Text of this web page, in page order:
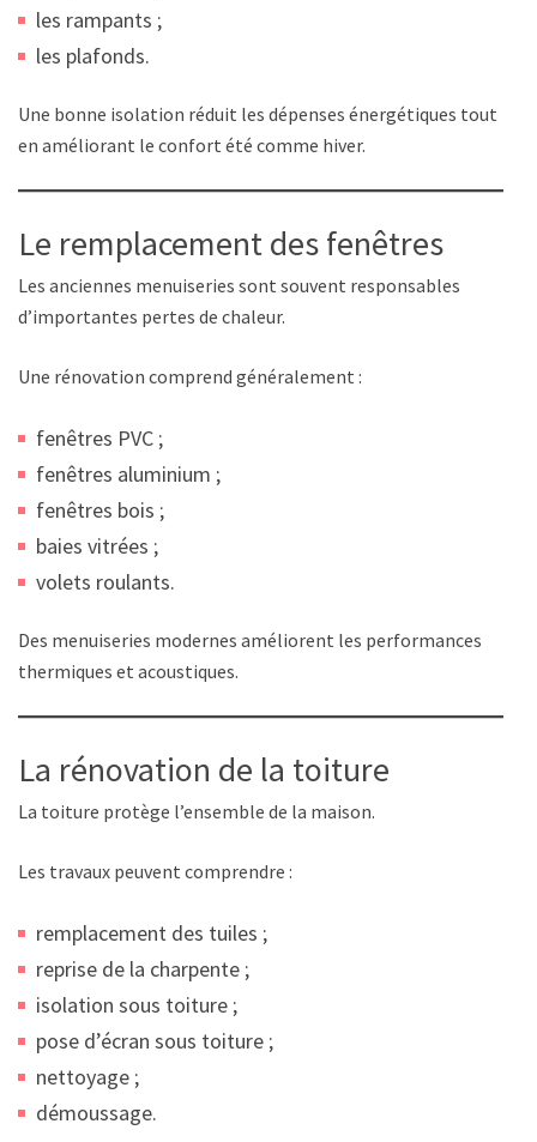
les rampants ;
les plafonds.
Une bonne isolation réduit les dépenses énergétiques tout
en améliorant le confort été comme hiver.
Le remplacement des fenêtres
Les anciennes menuiseries sont souvent responsables
d’importantes pertes de chaleur.
Une rénovation comprend généralement :
fenêtres PVC ;
fenêtres aluminium ;
fenêtres bois ;
baies vitrées ;
volets roulants.
Des menuiseries modernes améliorent les performances
thermiques et acoustiques.
La rénovation de la toiture
La toiture protège l’ensemble de la maison.
Les travaux peuvent comprendre :
remplacement des tuiles ;
reprise de la charpente ;
isolation sous toiture ;
pose d’écran sous toiture ;
nettoyage ;
démoussage.